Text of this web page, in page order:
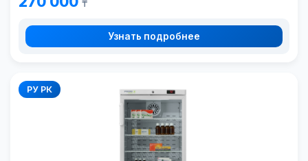
₸
Узнать подробнее
РУ РК